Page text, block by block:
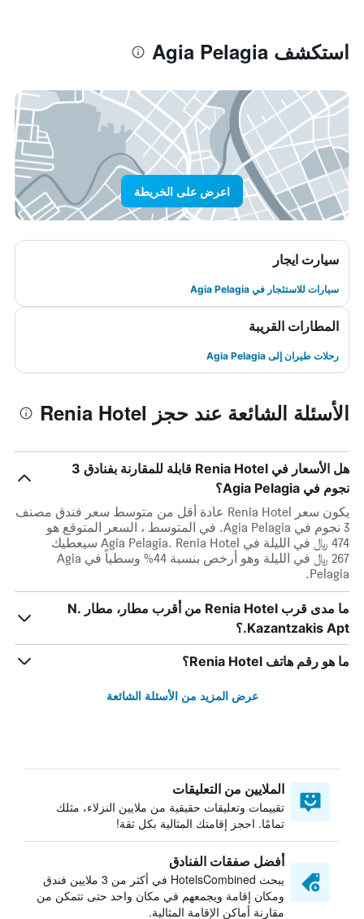
استكشف Agia Pelagia
اعرض على الخريطة
سيارت ايجار
سيارات للاستئجار في Agia Pelagia
المطارات القريبة
رحلات طيران إلى Agia Pelagia
الأسئلة الشائعة عند حجز Renia Hotel
هل الأسعار في Renia Hotel قابلة للمقارنة بفنادق 3
نجوم في Agia Pelagia؟
يكون سعر Renia Hotel عادة أقل من متوسط ​​سعر فندق مصنف
3 نجوم في Agia Pelagia. في المتوسط ، السعر المتوقع هو
474 ﷼ في الليلة في Agia Pelagia. Renia Hotel سيعطيك
267 ﷼ في الليلة وهو أرخص بنسبة 44% وسطياً في Agia
Pelagia.
ما مدى قرب Renia Hotel من أقرب مطار، مطار N.
Kazantzakis Apt.؟
ما هو رقم هاتف Renia Hotel؟
عرض المزيد من الأسئلة الشائعة
الملايين من التعليقات
تقييمات وتعليقات حقيقية من ملايين النزلاء، مثلك
تمامًا. احجز إقامتك المثالية بكل ثقة!
أفضل صفقات الفنادق
يبحث HotelsCombined في أكثر من 3 ملايين فندق
ومكان إقامة ويجمعهم في مكان واحد حتى تتمكن من
مقارنة أماكن الإقامة المثالية.